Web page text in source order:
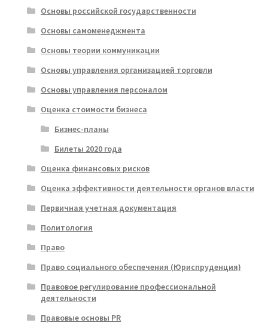
Основы российской государственности
Основы самоменеджмента
Основы теории коммуникации
Основы управления организацией торговли
Основы управления персоналом
Оценка стоимости бизнеса
Бизнес-планы
Билеты 2020 года
Оценка финансовых рисков
Оценка эффективности деятельности органов власти
Первичная учетная документация
Политология
Право
Право социального обеспечения (Юриспруденция)
Правовое регулирование профессиональной
деятельности
Правовые основы PR